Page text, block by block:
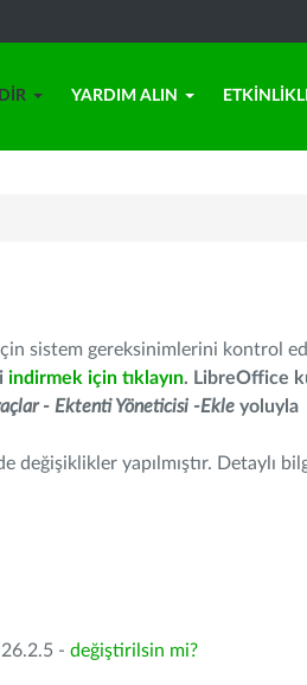
YARDIM ALIN
sistem gereksinimlerini kontrol
indirmek için tıklayın. LibreOffice
- Ektenti Yöneticisi -Ekle yoluyla
değişiklikler yapılmıştır. Detaylı
- değiştirilsin mi?